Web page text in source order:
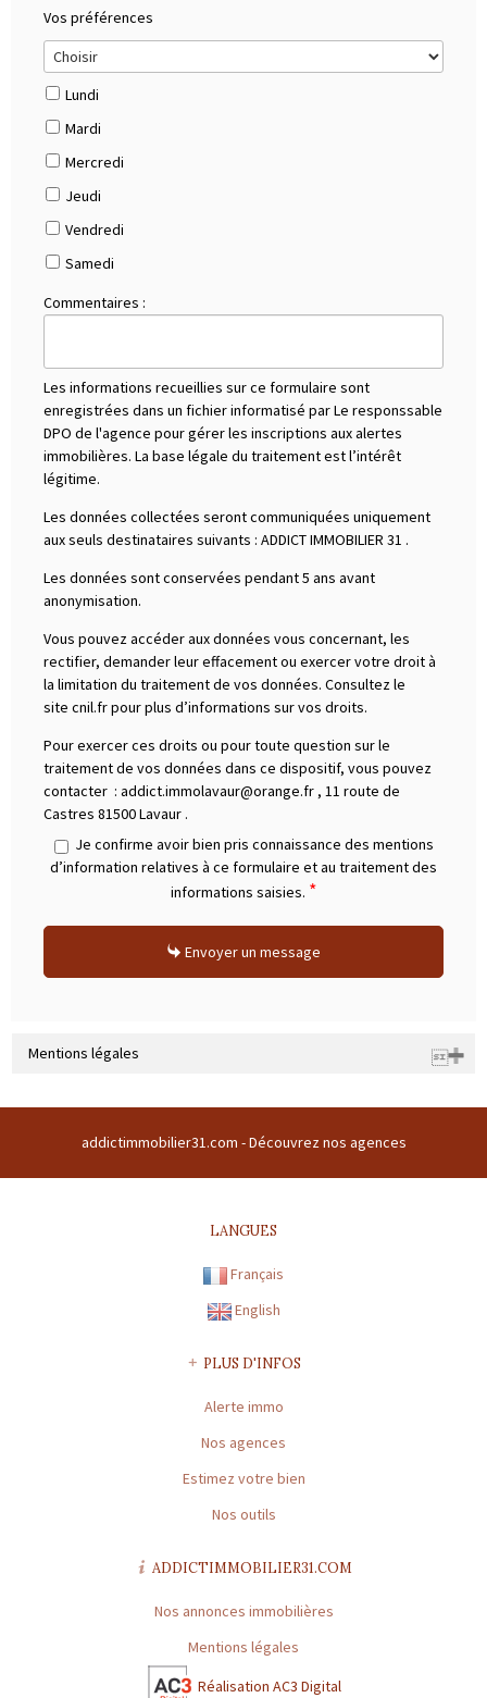
Vos préférences
Lundi
Mardi
Mercredi
Jeudi
Vendredi
Samedi
Commentaires :
Les informations recueillies sur ce formulaire sont
enregistrées dans un fichier informatisé par Le responssable
DPO de l'agence pour gérer les inscriptions aux alertes
immobilières. La base légale du traitement est l’intérêt
légitime.
Les données collectées seront communiquées uniquement
aux seuls destinataires suivants : ADDICT IMMOBILIER 31 .
Les données sont conservées pendant 5 ans avant
anonymisation.
Vous pouvez accéder aux données vous concernant, les
rectifier, demander leur effacement ou exercer votre droit à
la limitation du traitement de vos données. Consultez le
site cnil.fr pour plus d’informations sur vos droits.
Pour exercer ces droits ou pour toute question sur le
traitement de vos données dans ce dispositif, vous pouvez
contacter : addict.immolavaur@orange.fr , 11 route de
Castres 81500 Lavaur .
Je confirme avoir bien pris connaissance des mentions
d’information relatives à ce formulaire et au traitement des
informations saisies. *
Envoyer un message
Mentions légales
Forme sociale : SARL | Numero TVA Intracommunautaire :
Capital : * | Caisse garantie financière : GALIAN | Montant garantie
Préfecture de délivrance de la carte professionnelle : TOULOUSE |
* : information non renseignée
addictimmobilier31.com -Découvrez nos agences
LANGUES
Français
English
PLUS D'INFOS
Alerte immo
Nos agences
Estimez votre bien
Nos outils
ADDICTIMMOBILIER31.COM
Nos annonces immobilières
Mentions légales
Réalisation AC3 Digital